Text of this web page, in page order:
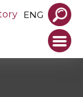
ENG